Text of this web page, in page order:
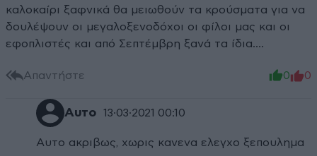
καλοκαίρι ξαφνικά θα μειωθούν τα κρούσματα για να
δουλέψουν οι μεγαλοξενοδόχοι οι φίλοι μας και οι
εφοπλιστές και από Σεπτέμβρη ξανά τα ίδια....
Απαντήστε 0 0
Αυτο 13·03·2021 00:10
Αυτο ακριβως, χωρις κανενα ελεγχο ξεπουλημα